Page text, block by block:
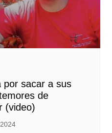
por sacar a sus
de
(video)